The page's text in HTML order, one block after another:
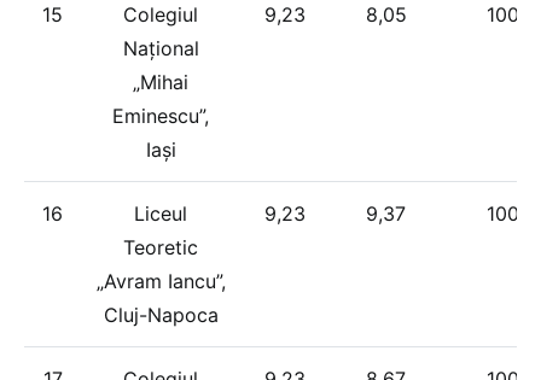
15
Colegiul
Național
„Mihai
Eminescu”,
Iași
9,23 8,05 100%
16
Liceul
Teoretic
„Avram Iancu”,
Cluj-Napoca
9,23 9,37 100%